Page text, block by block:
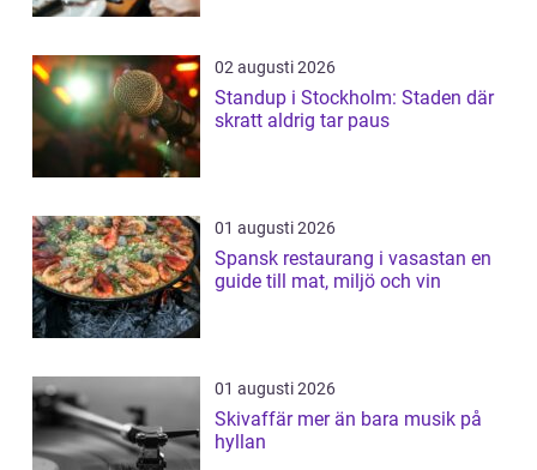
02 augusti 2026
Standup i Stockholm: Staden där
skratt aldrig tar paus
01 augusti 2026
Spansk restaurang i vasastan en
guide till mat, miljö och vin
01 augusti 2026
Skivaffär mer än bara musik på
hyllan